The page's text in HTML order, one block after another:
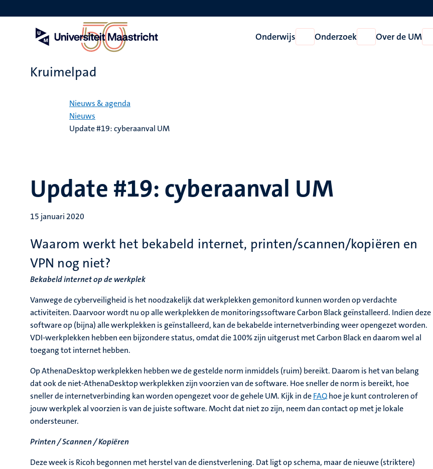
en
Onderwijs
Open
Onderwijs
Onderzoek
Open
Onderzoek
Over de UM
Kruimelpad
Nieuws & agenda
Nieuws
Update #19: cyberaanval UM
Update #19: cyberaanval UM
15 januari 2020
Waarom werkt het bekabeld internet, printen/scannen/kopiëren en
VPN nog niet?
Bekabeld internet op de werkplek
Vanwege de cyberveiligheid is het noodzakelijk dat werkplekken gemonitord kunnen worden op verdachte
activiteiten. Daarvoor wordt nu op alle werkplekken de monitoringssoftware Carbon Black geïnstalleerd. Indien deze
software op (bijna) alle werkplekken is geïnstalleerd, kan de bekabelde internetverbinding weer opengezet worden.
VDI-werkplekken hebben een bijzondere status, omdat die 100% zijn uitgerust met Carbon Black en daarom wel al
toegang tot internet hebben.
Op AthenaDesktop werkplekken hebben we de gestelde norm inmiddels (ruim) bereikt. Daarom is het van belang
dat ook de niet-AthenaDesktop werkplekken zijn voorzien van de software. Hoe sneller de norm is bereikt, hoe
sneller de internetverbinding kan worden opengezet voor de gehele UM. Kijk in deFAQhoe je kunt controleren of
jouw werkplek al voorzien is van de juiste software. Mocht dat niet zo zijn, neem dan contact op met je lokale
ondersteuner.
Printen / Scannen / Kopiëren
Deze week is Ricoh begonnen met herstel van de dienstverlening. Dat ligt op schema, maar de nieuwe (striktere)